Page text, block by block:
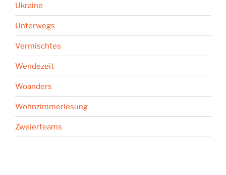
Ukraine
Unterwegs
Vermischtes
Wendezeit
Woanders
Wohnzimmerlesung
Zweierteams